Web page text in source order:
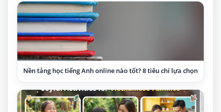
Nền tảng học tiếng Anh online nào tốt? 8 tiêu chí lựa chọn